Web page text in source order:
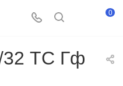
0
32 ТС Гф